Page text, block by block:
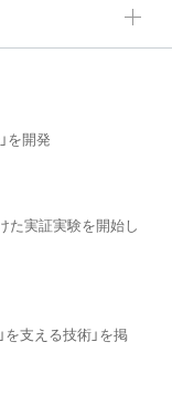
を開発
た実証実験を開始し
支える技術」を掲